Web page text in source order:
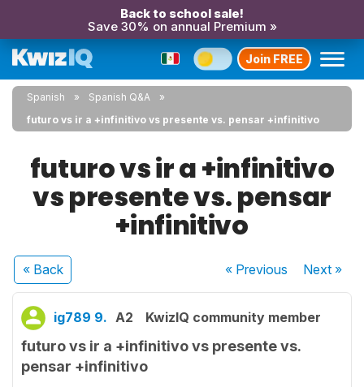
Back to school sale!
Save 30% on annual Premium »
Join FREE
Spanish
Spanish Q&A
futuro vs ir a +infinitivo vs presente vs. pensar +infinitivo
futuro vs ir a +infinitivo
vs presente vs. pensar
+infinitivo
« Back « Previous Next»
ig789 9. A2 KwizIQ community member
futuro vs ir a +infinitivo vs presente vs.
pensar +infinitivo